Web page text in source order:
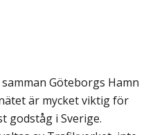
Göteborgs Hamn
är mycket viktig för
godståg i Sverige.